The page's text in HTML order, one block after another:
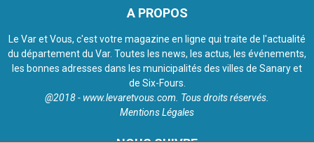
A PROPOS
Le Var et Vous, c'est votre magazine en ligne qui traite de l'actualité
du département du Var. Toutes les news, les actus, les événements,
les bonnes adresses dans les municipalités des villes de Sanary et
de Six-Fours.
@2018 - www.levaretvous.com. Tous droits réservés.
Mentions Légales